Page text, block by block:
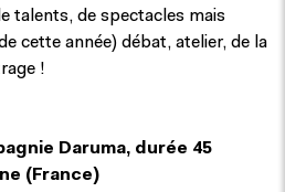
talents, de spectacles mais
cette année) débat, atelier, de la
!
Daruma, durée 45
(France)